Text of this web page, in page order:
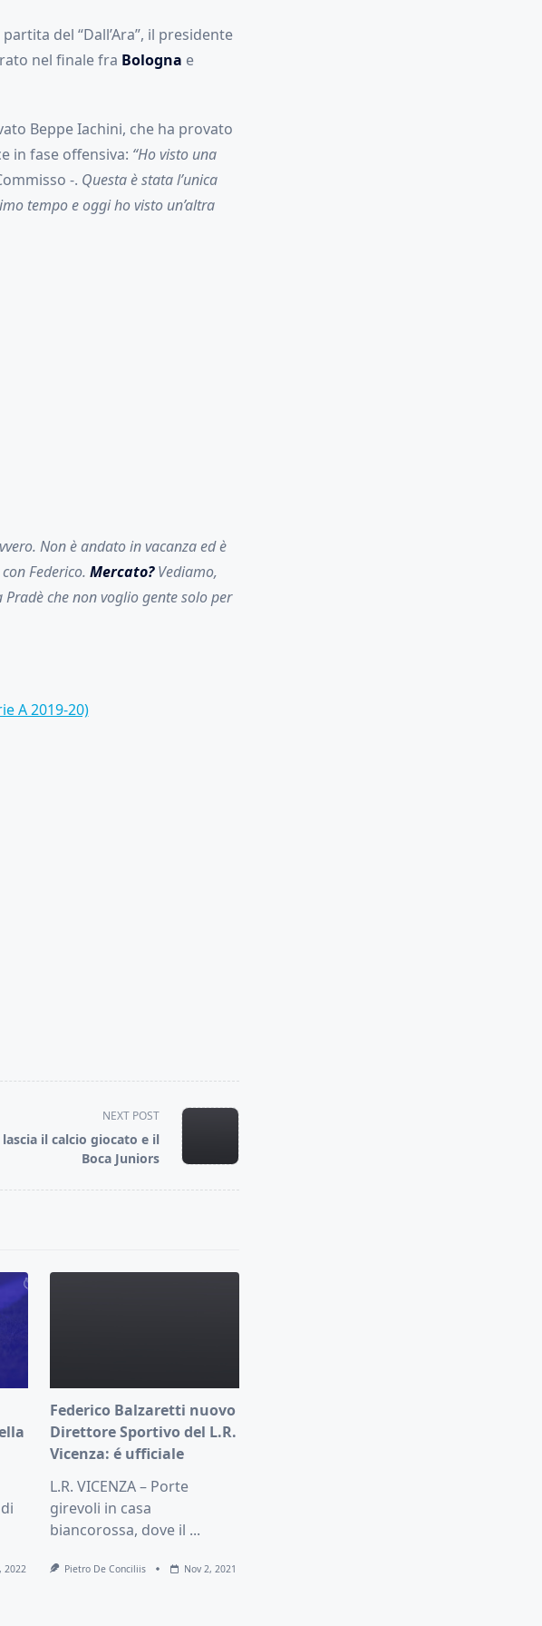
del “Dall’Ara”, il presidente
nel finale fra Bologna e
Beppe Iachini, che ha provato
in fase offensiva: “Ho visto una
-. Questa è stata l’unica
tempo e oggi ho visto un’altra
Non è andato in vacanza ed è
Federico. Mercato?Vediamo,
che non voglio gente solo per
A 2019-20)
NEXT POST
lascia il calcio giocato e il
Boca Juniors
2022
Federico Balzaretti nuovo
Direttore Sportivo del L.R.
Vicenza: é ufficiale
L.R. VICENZA – Porte
girevoli in casa
biancorossa, dove il ...
Pietro De Conciliis Nov 2, 2021